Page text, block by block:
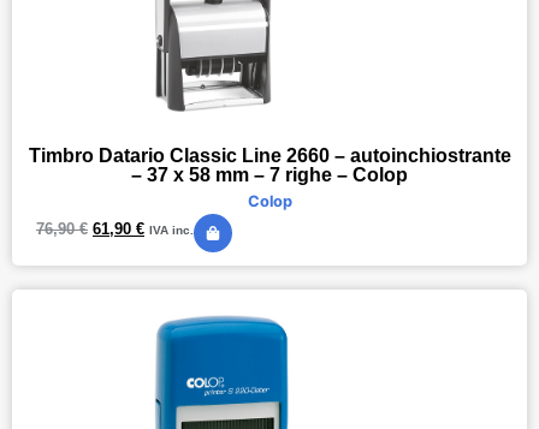
Timbro Datario Classic Line 2660 – autoinchiostrante
– 37 x 58 mm – 7 righe – Colop
Colop
76,90€ 61,90 € IVA inc.